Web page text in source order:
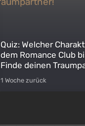
Quiz: Welcher
dem Romance Club
Finde deinen
1 Woche zurück